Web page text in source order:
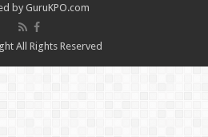
by GuruKPO.com
All Rights Reserved